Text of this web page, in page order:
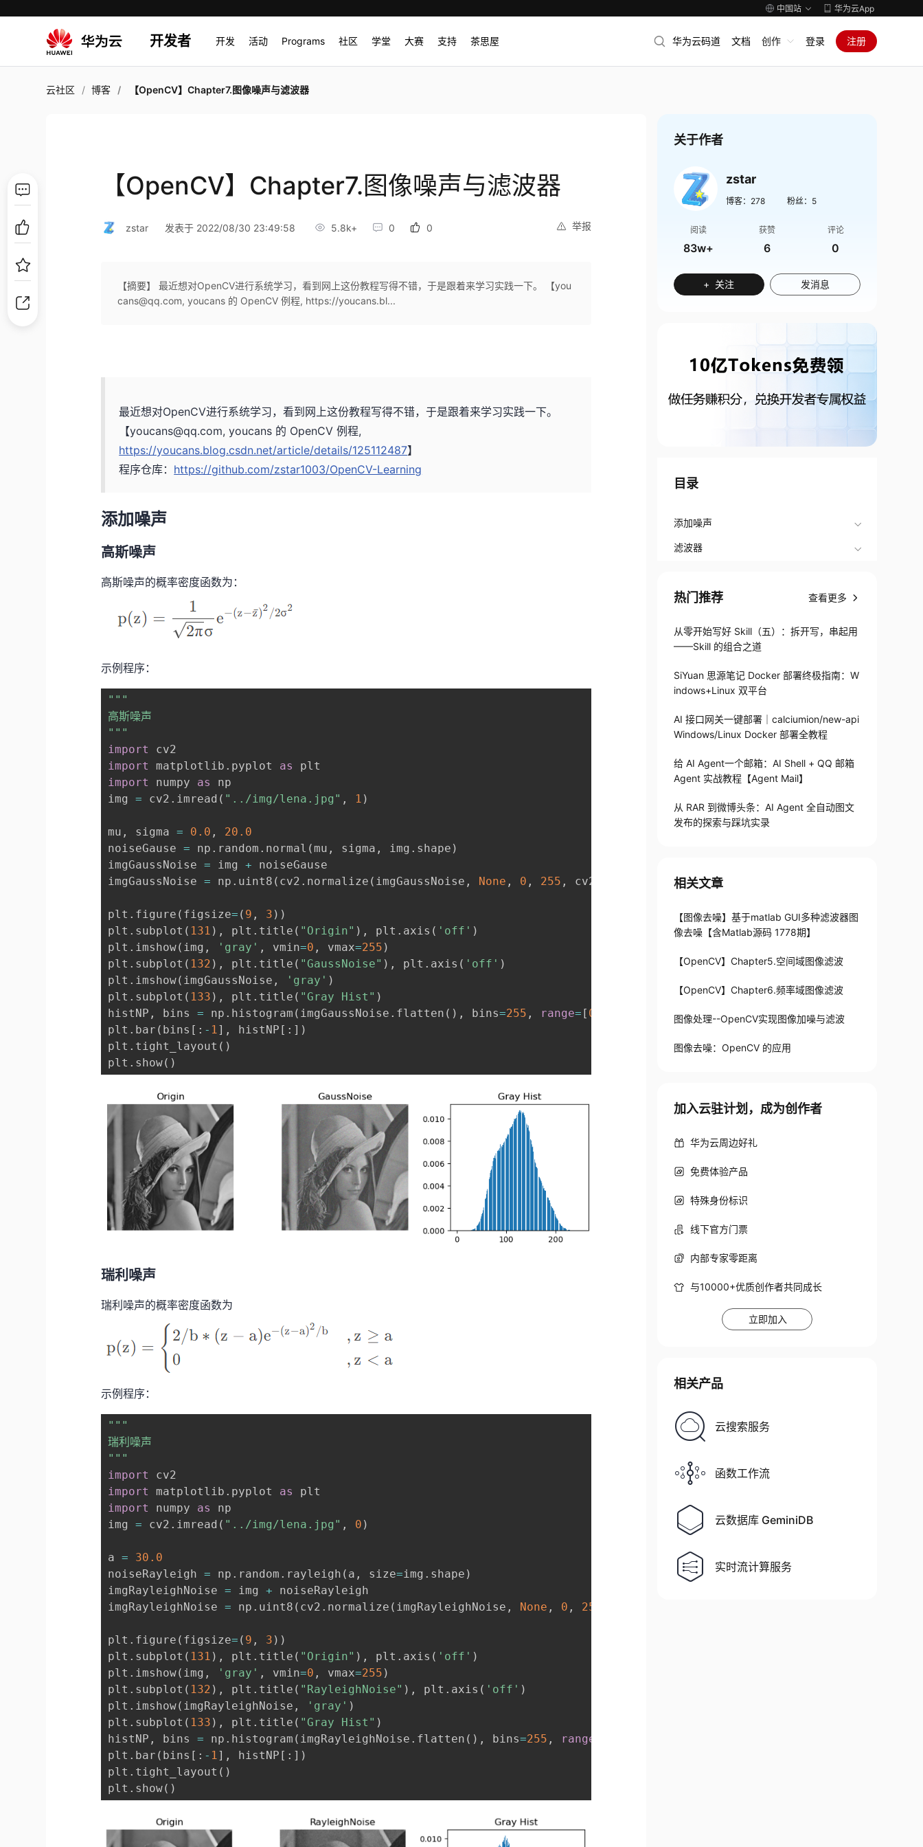
中国站 华为云App
开发者 开发 活动 Programs 社区 学堂 大赛 支持 茶思屋 华为云码道 文档 创作 登录 注册
云社区 博客 【OpenCV】Chapter7.图像噪声与滤波器
【OpenCV】Chapter7.图像噪声与滤波器
举报
zstar 发表于 2022/08/30 23:49:58 5.8k+ 0 0
【摘要】 最近想对OpenCV进行系统学习，看到网上这份教程写得不错，于是跟着来学习实践一下。 【you
cans@qq.com, youcans 的 OpenCV 例程, https://youcans.bl...
最近想对OpenCV进行系统学习，看到网上这份教程写得不错，于是跟着来学习实践一下。
【youcans@qq.com, youcans 的 OpenCV 例程,
https://youcans.blog.csdn.net/article/details/125112487】
程序仓库： https://github.com/zstar1003/OpenCV-Learning
添加噪声
高斯噪声
高斯噪声的概率密度函数为：
示例程序：
"""
高斯噪声
"""
import
import
matplotlib . pyplot as
import
numpy as
np
img = cv2 . imread ( "../img/lena.jpg" , 1 )
mu , sigma = 0.0 ,
20.0
noiseGause = np . random . normal ( mu , sigma , img . shape )
imgGaussNoise = img + noiseGause
imgGaussNoise = np . uint8 ( cv2 . normalize ( imgGaussNoise , None , 0 , 255 , cv2 NORM_MINMAX)) # 归一化为 [0,255]
plt . figure ( figsize= ( 9 , 3 ) )
plt . subplot ( 131 ) , plt . title ( "Origin" ) , plt . axis ( 'off' )
plt . imshow( img , 'gray' , vmin=0 , vmax=255 )
plt . subplot ( 132 ) , plt . title ( "GaussNoise" ) , plt . axis ( 'off' )
plt . imshow( imgGaussNoise , 'gray' )
plt . subplot ( 133 ) , plt . title ( "Gray Hist" )
histNP , bins = np . histogram ( imgGaussNoise . flatten ( ) , bins=255 , range= [ 0 density=True
plt . bar ( bins [ : - 1] , histNP [ : ] )
plt . tight_layout ( )
plt . show( )
瑞利噪声
瑞利噪声的概率密度函数为
示例程序：
"""
瑞利噪声
"""
import
import
matplotlib . pyplot as
import
numpy as
np
img = cv2 . imread ( "../img/lena.jpg" , 0 )
a =
30.0
noiseRayleigh = np . random . rayleigh ( a , size=img . shape )
imgRayleighNoise = img + noiseRayleigh
imgRayleighNoise = np . uint8 ( cv2 . normalize ( imgRayleighNoise , None , 0 , 255
plt . figure ( figsize= ( 9 , 3 ) )
plt . subplot ( 131 ) , plt . title ( "Origin" ) , plt . axis ( 'off' )
plt . imshow( img , 'gray' , vmin=0 , vmax=255 )
plt . subplot ( 132 ) , plt . title ( "RayleighNoise" ) , plt . axis ( 'off' )
plt . imshow( imgRayleighNoise , 'gray' )
plt . subplot ( 133 ) , plt . title ( "Gray Hist" )
histNP , bins = np . histogram ( imgRayleighNoise . flatten ( ) , bins=255 , range
plt . bar ( bins [ : - 1] , histNP [ : ] )
plt . tight_layout ( )
plt . show( )
关于作者
zstar
博客： 278 粉丝： 5
阅读
83w+
获赞
6
评论
0
+ 关注 发消息
目录
添加噪声
滤波器
热门推荐 查看更多
从零开始写好 Skill（五）：拆开写，串起用
——Skill 的组合之道
SiYuan 思源笔记 Docker 部署终极指南：W
indows+Linux 双平台
AI 接口网关一键部署｜calciumion/new-api
Windows/Linux Docker 部署全教程
给 AI Agent一个邮箱：AI Shell + QQ 邮箱
Agent 实战教程【Agent Mail】
从 RAR 到微博头条：AI Agent 全自动图文
发布的探索与踩坑实录
相关文章
【图像去噪】基于matlab GUI多种滤波器图
像去噪【含Matlab源码 1778期】
【OpenCV】Chapter5.空间域图像滤波
【OpenCV】Chapter6.频率域图像滤波
图像处理--OpenCV实现图像加噪与滤波
图像去噪：OpenCV 的应用
加入云驻计划，成为创作者
华为云周边好礼
免费体验产品
特殊身份标识
线下官方门票
内部专家零距离
与10000+优质创作者共同成长
立即加入
相关产品
云搜索服务
函数工作流
云数据库 GeminiDB
实时流计算服务